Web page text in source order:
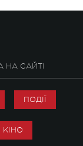
НА САЙТІ
ПОДІЇ
КІНО